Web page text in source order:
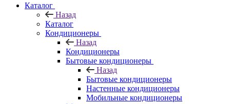
Каталог
Назад
Каталог
Кондиционеры
Назад
Кондиционеры
Бытовые кондиционеры
Назад
Бытовые кондиционеры
Настенные кондиционеры
Мобильные кондиционеры